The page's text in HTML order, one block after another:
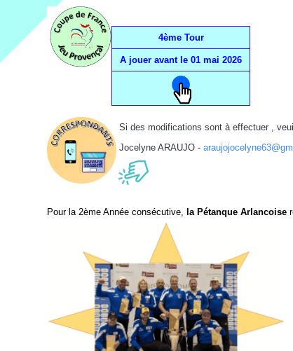
4ème Tour
A jouer avant le 01 mai 2026
Si des modifications sont à effectuer ,
Jocelyne ARAUJO -
Pour la 2ème Année consécutive, la Pétanque Arlancoise
Assemblée générale 2024
Réunion du 10 novembre 2023
Réunion du 1er décembre 2023
Assemblée Générale 2023
Prévention violences dans le sport
Contrat d'engagement républicain
Triplettes Mixtes
Triplettes Promotion
Triplettes Vétérans
Triplettes Jeu Provençal
4ème tour CDF Jeu Provençal
Arbitre